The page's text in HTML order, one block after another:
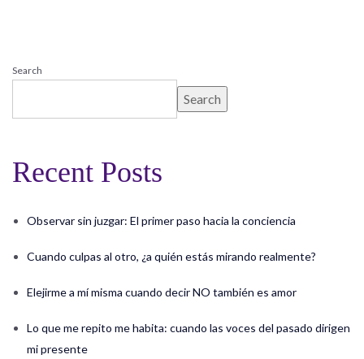
Search
Search
Recent Posts
Observar sin juzgar: El primer paso hacia la conciencia
Cuando culpas al otro, ¿a quién estás mirando realmente?
Elejirme a mí misma cuando decir NO también es amor
Lo que me repito me habita: cuando las voces del pasado dirigen
mi presente